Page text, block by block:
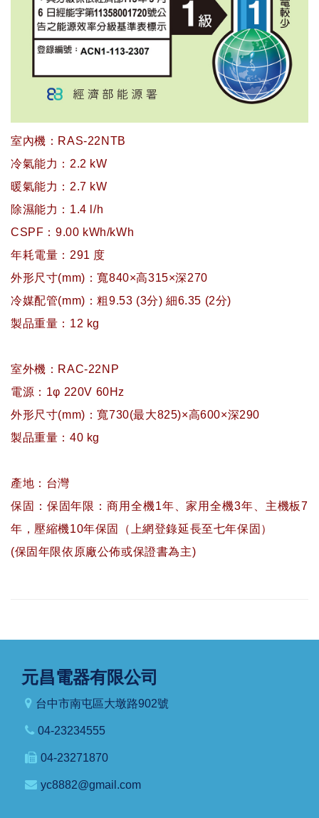
室內機：RAS-22NTB
冷氣能力：2.2 kW
暖氣能力：2.7 kW
除濕能力：1.4 l/h
CSPF：9.00 kWh/kWh
年耗電量：291 度
外形尺寸(mm)：寬840×高315×深270
冷媒配管(mm)：粗9.53 (3分) 細6.35 (2分)
製品重量：12 kg
室外機：RAC-22NP
電源：1φ 220V 60Hz
外形尺寸(mm)：寬730(最大825)×高600×深290
製品重量：40 kg
產地：台灣
保固：保固年限：商用全機1年、家用全機3年、主機板7
年，壓縮機10年保固（上網登錄延長至七年保固）
(保固年限依原廠公佈或保證書為主)
元昌電器有限公司
台中市南屯區大墩路902號
04-23234555
04-23271870
yc8882@gmail.com